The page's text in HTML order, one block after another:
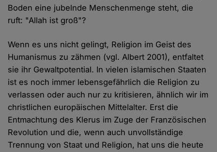
Boden eine jubelnde Menschenmenge steht, die
ruft: "Allah ist groß"?
Wenn es uns nicht gelingt, Religion im Geist des
Humanismus zu zähmen (vgl. Albert 2001), entfaltet
sie ihr Gewaltpotential. In vielen islamischen Staaten
ist es noch immer lebensgefährlich die Religion zu
verlassen oder auch nur zu kritisieren, ähnlich wir im
christlichen europäischen Mittelalter. Erst die
Entmachtung des Klerus im Zuge der Französischen
Revolution und die, wenn auch unvollständige
Trennung von Staat und Religion, hat uns die heute